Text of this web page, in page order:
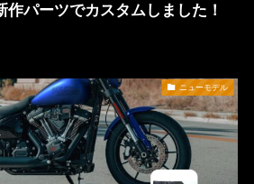
作パーツでカスタムしました！
ニューモデル